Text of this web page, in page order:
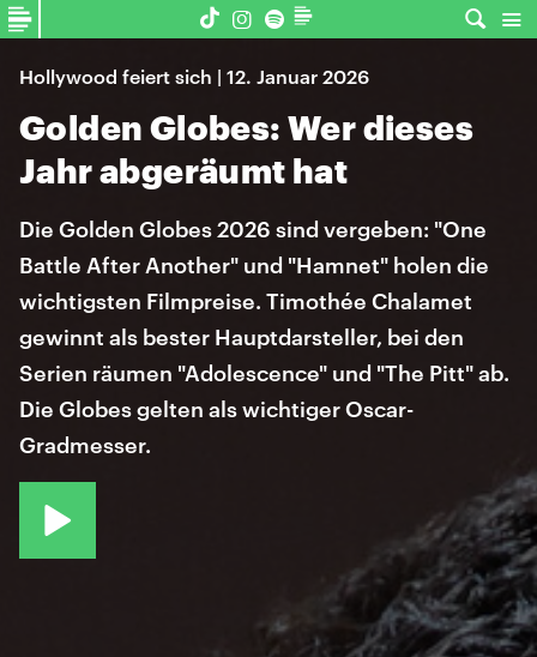
Hollywood feiert sich | 12. Januar 2026
Golden Globes: Wer dieses
Jahr abgeräumt hat
Die Golden Globes 2026 sind vergeben: "One
Battle After Another" und "Hamnet" holen die
wichtigsten Filmpreise. Timothée Chalamet
gewinnt als bester Hauptdarsteller, bei den
Serien räumen "Adolescence" und "The Pitt" ab.
Die Globes gelten als wichtiger Oscar-
Gradmesser.